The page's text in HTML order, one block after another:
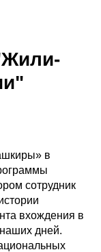
в
сотрудник
вхождения в
наших дней.